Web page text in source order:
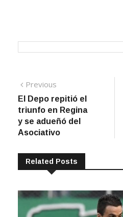
Navegación
de
entradas
Previous
post:
El Depo repitió el
triunfo en Regina
y se adueñó del
Asociativo
Related Posts